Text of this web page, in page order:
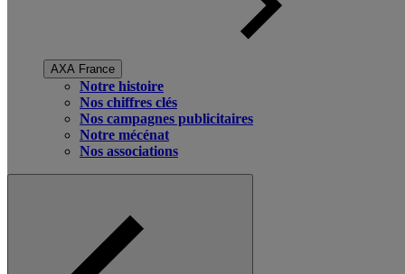
AXA France
Notre histoire
Nos chiffres clés
Nos campagnes publicitaires
Notre mécénat
Nos associations